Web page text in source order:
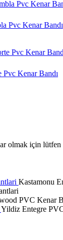
Pvc Kenar Bandı
Pvc Kenar Bandı
olmak için
Kastamonu
PVC Kenar
Yildiz Entegre